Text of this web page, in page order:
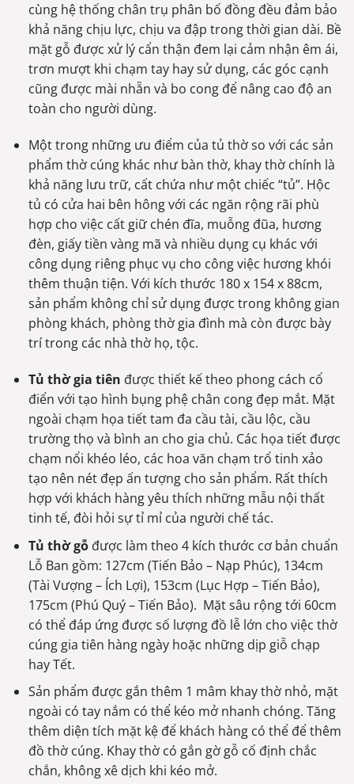
cùng hệ thống chân trụ phân bố đồng đều đảm bảo
khả năng chịu lực, chịu va đập trong thời gian dài. Bề
mặt gỗ được xử lý cẩn thận đem lại cảm nhận êm ái,
trơn mượt khi chạm tay hay sử dụng, các góc cạnh
cũng được mài nhẵn và bo cong để nâng cao độ an
toàn cho người dùng.
Một trong những ưu điểm của tủ thờ so với các sản
phẩm thờ cúng khác như bàn thờ, khay thờ chính là
khả năng lưu trữ, cất chứa như một chiếc “tủ”. Hộc
tủ có cửa hai bên hông với các ngăn rộng rãi phù
hợp cho việc cất giữ chén đĩa, muỗng đũa, hương
đèn, giấy tiền vàng mã và nhiều dụng cụ khác với
công dụng riêng phục vụ cho công việc hương khói
thêm thuận tiện. Với kích thước 180 x 154 x 88cm,
sản phẩm không chỉ sử dụng được trong không gian
phòng khách, phòng thờ gia đình mà còn được bày
trí trong các nhà thờ họ, tộc.
Tủ thờ gia tiên được thiết kế theo phong cách cổ
điển với tạo hình bụng phệ chân cong đẹp mắt. Mặt
ngoài chạm họa tiết tam đa cầu tài, cầu lộc, cầu
trường thọ và bình an cho gia chủ. Các họa tiết được
chạm nổi khéo léo, các hoa văn chạm trổ tinh xảo
tạo nên nét đẹp ấn tượng cho sản phẩm. Rất thích
hợp với khách hàng yêu thích những mẫu nội thất
tinh tế, đòi hỏi sự tỉ mỉ của người chế tác.
Tủ thờ gỗđược làm theo 4 kích thước cơ bản chuẩn
Lỗ Ban gồm: 127cm (Tiến Bảo – Nạp Phúc), 134cm
(Tài Vượng – Ích Lợi), 153cm (Lục Hợp – Tiến Bảo),
175cm (Phú Quý – Tiến Bảo). Mặt sâu rộng tới 60cm
có thể đáp ứng được số lượng đồ lễ lớn cho việc thờ
cúng gia tiên hàng ngày hoặc những dịp giỗ chạp
hay Tết.
Sản phẩm được gắn thêm 1 mâm khay thờ nhỏ, mặt
ngoài có tay nắm có thể kéo mở nhanh chóng. Tăng
thêm diện tích mặt kệ để khách hàng có thể để thêm
đồ thờ cúng. Khay thờ có gắn gờ gỗ cố định chắc
chắn, không xê dịch khi kéo mở.